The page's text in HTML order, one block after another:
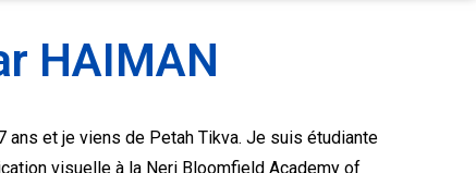
HAIMAN
ans et je viens de Petah Tikva. Je suis étudiante
visuelle à la Neri Bloomfield Academy of